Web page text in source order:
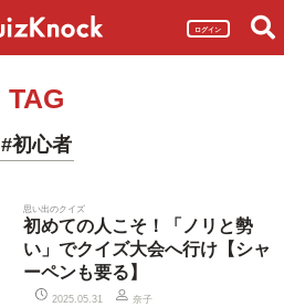
ログイン
TAG
#初心者
思い出のクイズ
初めての人こそ！「ノリと勢
い」でクイズ大会へ行け【シャ
ーペンも要る】
2025.05.31 奈子